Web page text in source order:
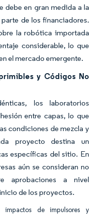
debe en gran medida a la
de los financiadores.
la robótica importada
considerable, lo que
el mercado emergente.
y Códigos No
los laboratorios
entre capas, lo que
condiciones de mezcla y
proyecto destina un
específicas del sitio. En
aún se consideran no
aprobaciones a nivel
de los proyectos.
impactos de impulsores y